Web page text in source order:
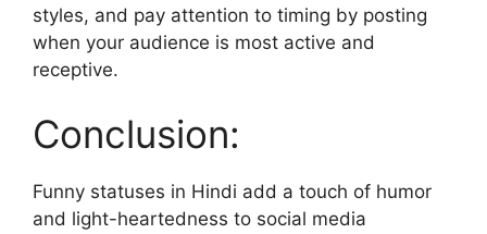
styles, and pay attention to timing by posting
when your audience is most active and
receptive.
Conclusion:
Funny statuses in Hindi add a touch of humor
and light-heartedness to social media